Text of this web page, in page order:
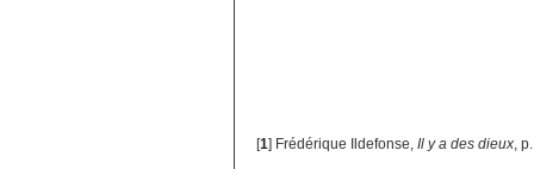
[1] Frédérique Ildefonse,Il y a des dieux,